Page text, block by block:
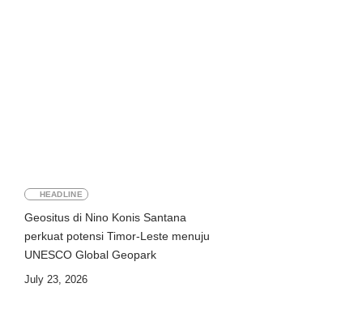
HEADLINE
Geositus di Nino Konis Santana
perkuat potensi Timor-Leste menuju
UNESCO Global Geopark
July 23, 2026